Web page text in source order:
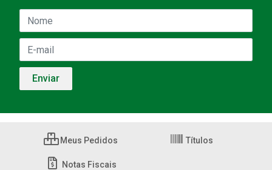
Meus Pedidos Títulos
Notas Fiscais